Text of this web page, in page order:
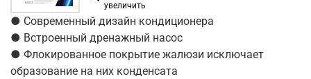
увеличить
● Современный дизайн кондиционера
● Встроенный дренажный насос
● Флокированное покрытие жалюзи исключает
образование на них конденсата